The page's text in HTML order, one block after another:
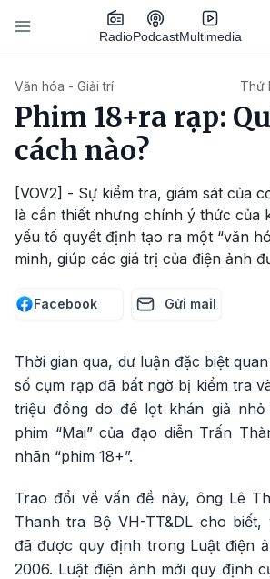
Nhảy đến nội dung
RadioPodcastMultimedia
Văn hóa - Giải trí Thứ
Phim 18+ra rạp:
cách nào?
[VOV2] - Sự kiểm tra, giám sát của
là cần thiết nhưng chính ý thức của
yếu tố quyết định tạo ra một “văn
minh, giúp các giá trị của điện ảnh
Facebook Gửi mail
Thời gian qua, dư luận đặc biệt
số cụm rạp đã bất ngờ bị kiểm tra
triệu đồng do để lọt khán giả
phim “Mai” của đạo diễn Trấn
nhãn “phim 18+”.
Trao đổi về vấn đề này, ông Lê
Thanh tra Bộ VH-TT&DL cho
đã được quy định trong Luật điện
2006. Luật điện ảnh mới quy định